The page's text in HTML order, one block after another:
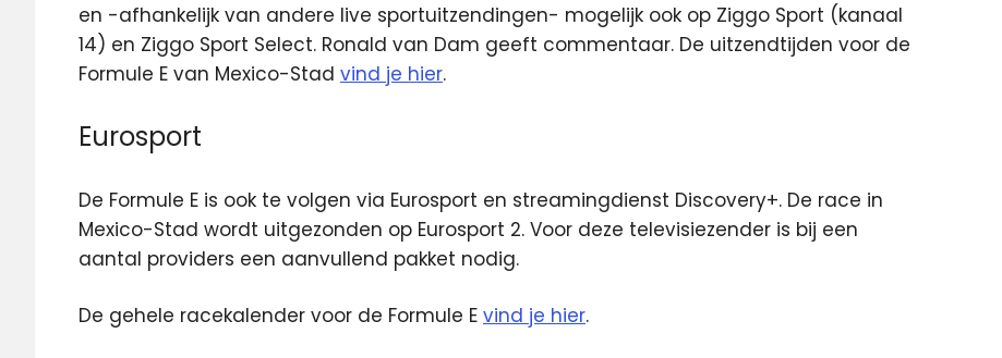
en -afhankelijk van andere live sportuitzendingen- mogelijk ook op Ziggo Sport (kanaal
14) en Ziggo Sport Select. Ronald van Dam geeft commentaar. De uitzendtijden voor de
Formule E van Mexico-Stad vind je hier.
Eurosport
De Formule E is ook te volgen via Eurosport en streamingdienst Discovery+. De race in
Mexico-Stad wordt uitgezonden op Eurosport 2. Voor deze televisiezender is bij een
aantal providers een aanvullend pakket nodig.
De gehele racekalender voor de Formule E vind je hier.